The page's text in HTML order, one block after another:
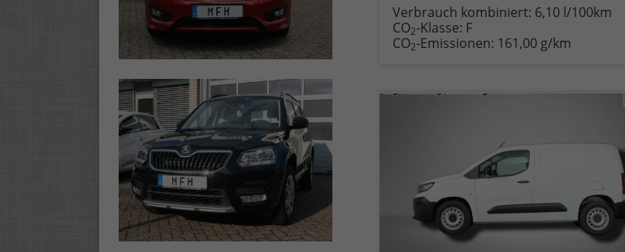
Verbrauch kombiniert: 6,10 l/100km
CO2-Klasse: F
CO2-Emissionen: 161,00 g/km